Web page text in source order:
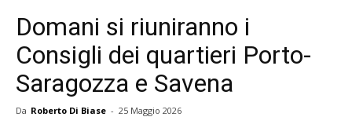
Domani si riuniranno i
Consigli dei quartieri Porto-
Saragozza e Savena
Da Roberto Di Biase - 25 Maggio 2026